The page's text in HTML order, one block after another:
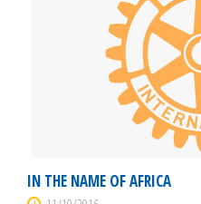
IN THE NAME OF AFRICA